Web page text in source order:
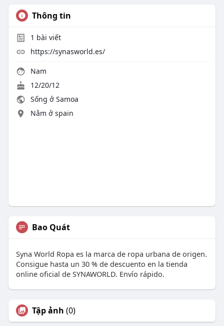
Thông tin
1 bài viết
https://synasworld.es/
Nam
12/20/12
Sống ở Samoa
Nằm ở spain
Bao Quát
Syna World Ropa es la marca de ropa urbana de origen.
Consigue hasta un 30 % de descuento en la tienda
online oficial de SYNAWORLD. Envío rápido.
Tập ảnh (0)